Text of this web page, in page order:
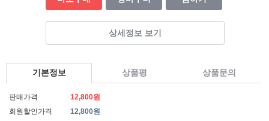
상세정보 보기
기본정보 상품평 상품문의
판매가격
12,800원
회원할인가격
12,800원